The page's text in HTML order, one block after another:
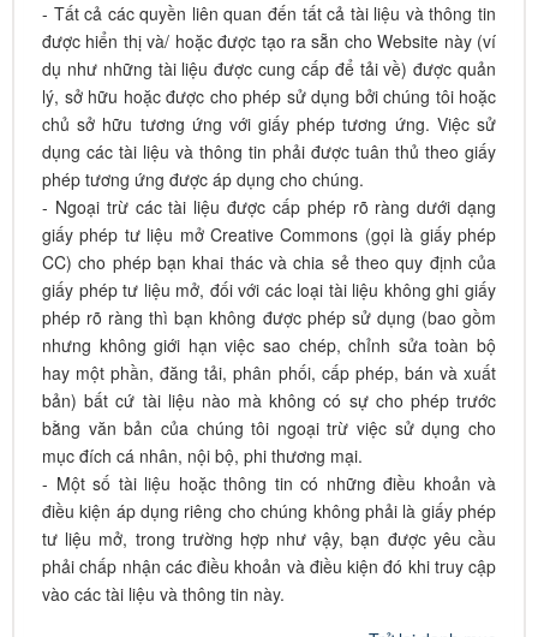
- Tất cả các quyền liên quan đến tất cả tài liệu và thông tin
được hiển thị và/ hoặc được tạo ra sẵn cho Website này (ví
dụ như những tài liệu được cung cấp để tải về) được quản
lý, sở hữu hoặc được cho phép sử dụng bởi chúng tôi hoặc
chủ sở hữu tương ứng với giấy phép tương ứng. Việc sử
dụng các tài liệu và thông tin phải được tuân thủ theo giấy
phép tương ứng được áp dụng cho chúng.
- Ngoại trừ các tài liệu được cấp phép rõ ràng dưới dạng
giấy phép tư liệu mở Creative Commons (gọi là giấy phép
CC) cho phép bạn khai thác và chia sẻ theo quy định của
giấy phép tư liệu mở, đối với các loại tài liệu không ghi giấy
phép rõ ràng thì bạn không được phép sử dụng (bao gồm
nhưng không giới hạn việc sao chép, chỉnh sửa toàn bộ
hay một phần, đăng tải, phân phối, cấp phép, bán và xuất
bản) bất cứ tài liệu nào mà không có sự cho phép trước
bằng văn bản của chúng tôi ngoại trừ việc sử dụng cho
mục đích cá nhân, nội bộ, phi thương mại.
- Một số tài liệu hoặc thông tin có những điều khoản và
điều kiện áp dụng riêng cho chúng không phải là giấy phép
tư liệu mở, trong trường hợp như vậy, bạn được yêu cầu
phải chấp nhận các điều khoản và điều kiện đó khi truy cập
vào các tài liệu và thông tin này.